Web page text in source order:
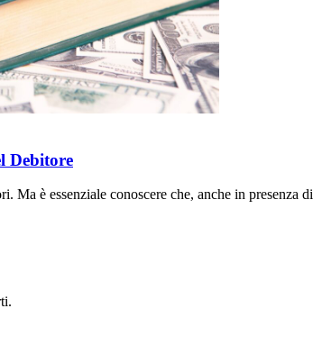
Debitore
Ma è essenziale conoscere che, anche in presenza